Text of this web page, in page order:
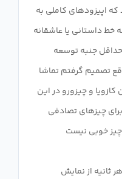
اپیزودهای کاملی به
داستانی یا عاشقانه
جنبه توسعه
تصمیم گرفتم تماشا
کازویا و چیزورو در این
چیزهای تصادفی
ثانیه از نمایش